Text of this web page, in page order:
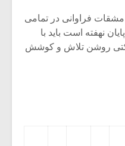
مشقات فراوانی در تمامی
نهفته است باید با
روشن تلاش و کوشش